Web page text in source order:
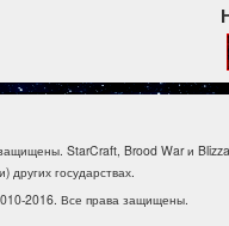
StarCraft, Brood War и
государствах.
2016. Все права защищены.